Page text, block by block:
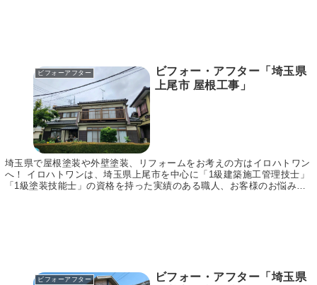
ビフォーアフター
ビフォー・アフター「埼玉県
上尾市 屋根工事」
埼玉県で屋根塗装や外壁塗装、リフォームをお考えの方はイロハトワン
へ！ イロハトワンは、埼玉県上尾市を中心に「1級建築施工管理技士」
「1級塗装技能士」の資格を持った実績のある職人、お客様のお悩みに
ビフォーアフター
ビフォー・アフター「埼玉県